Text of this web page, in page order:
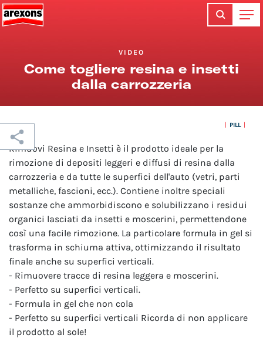
VIDEO
Come togliere resina e insetti
dalla carrozzeria
PILL
Rimuovi Resina e Insetti è il prodotto ideale per la
rimozione di depositi leggeri e diffusi di resina dalla
carrozzeria e da tutte le superfici dell'auto (vetri, parti
metalliche, fascioni, ecc.). Contiene inoltre speciali
sostanze che ammorbidiscono e solubilizzano i residui
organici lasciati da insetti e moscerini, permettendone
così una facile rimozione. La particolare formula in gel si
trasforma in schiuma attiva, ottimizzando il risultato
finale anche su superfici verticali.
- Rimuovere tracce di resina leggera e moscerini.
- Perfetto su superfici verticali.
- Formula in gel che non cola
- Perfetto su superfici verticali Ricorda di non applicare
il prodotto al sole!